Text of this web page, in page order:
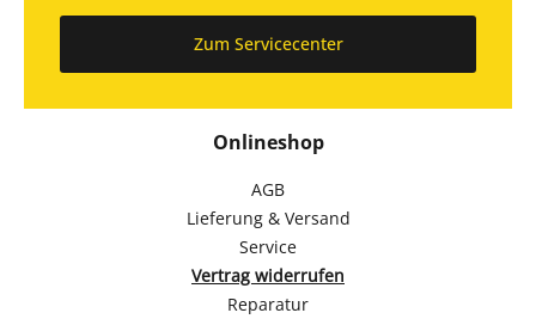
Onlineshop
AGB
Lieferung & Versand
Service
Vertrag widerrufen
Reparatur
Zum Servicecenter